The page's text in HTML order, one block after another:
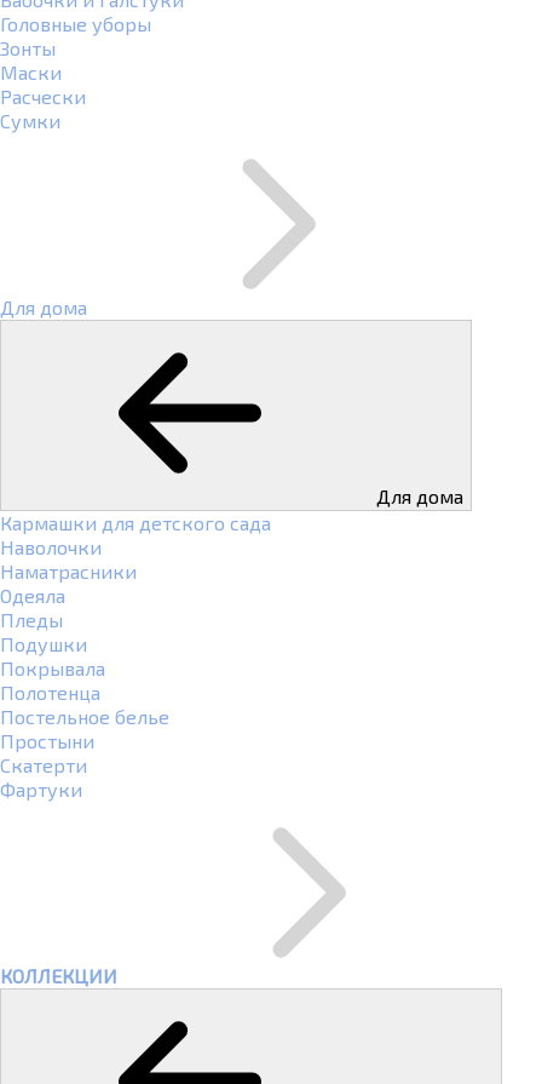
Головные уборы
Зонты
Маски
Расчески
Сумки
Для дома
Для дома
Кармашки для детского сада
Наволочки
Наматрасники
Одеяла
Пледы
Подушки
Покрывала
Полотенца
Постельное белье
Простыни
Скатерти
Фартуки
КОЛЛЕКЦИИ